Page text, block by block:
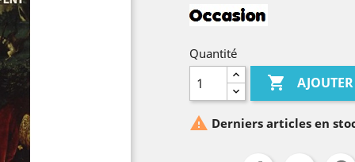
Quantité

 Derniers articles en